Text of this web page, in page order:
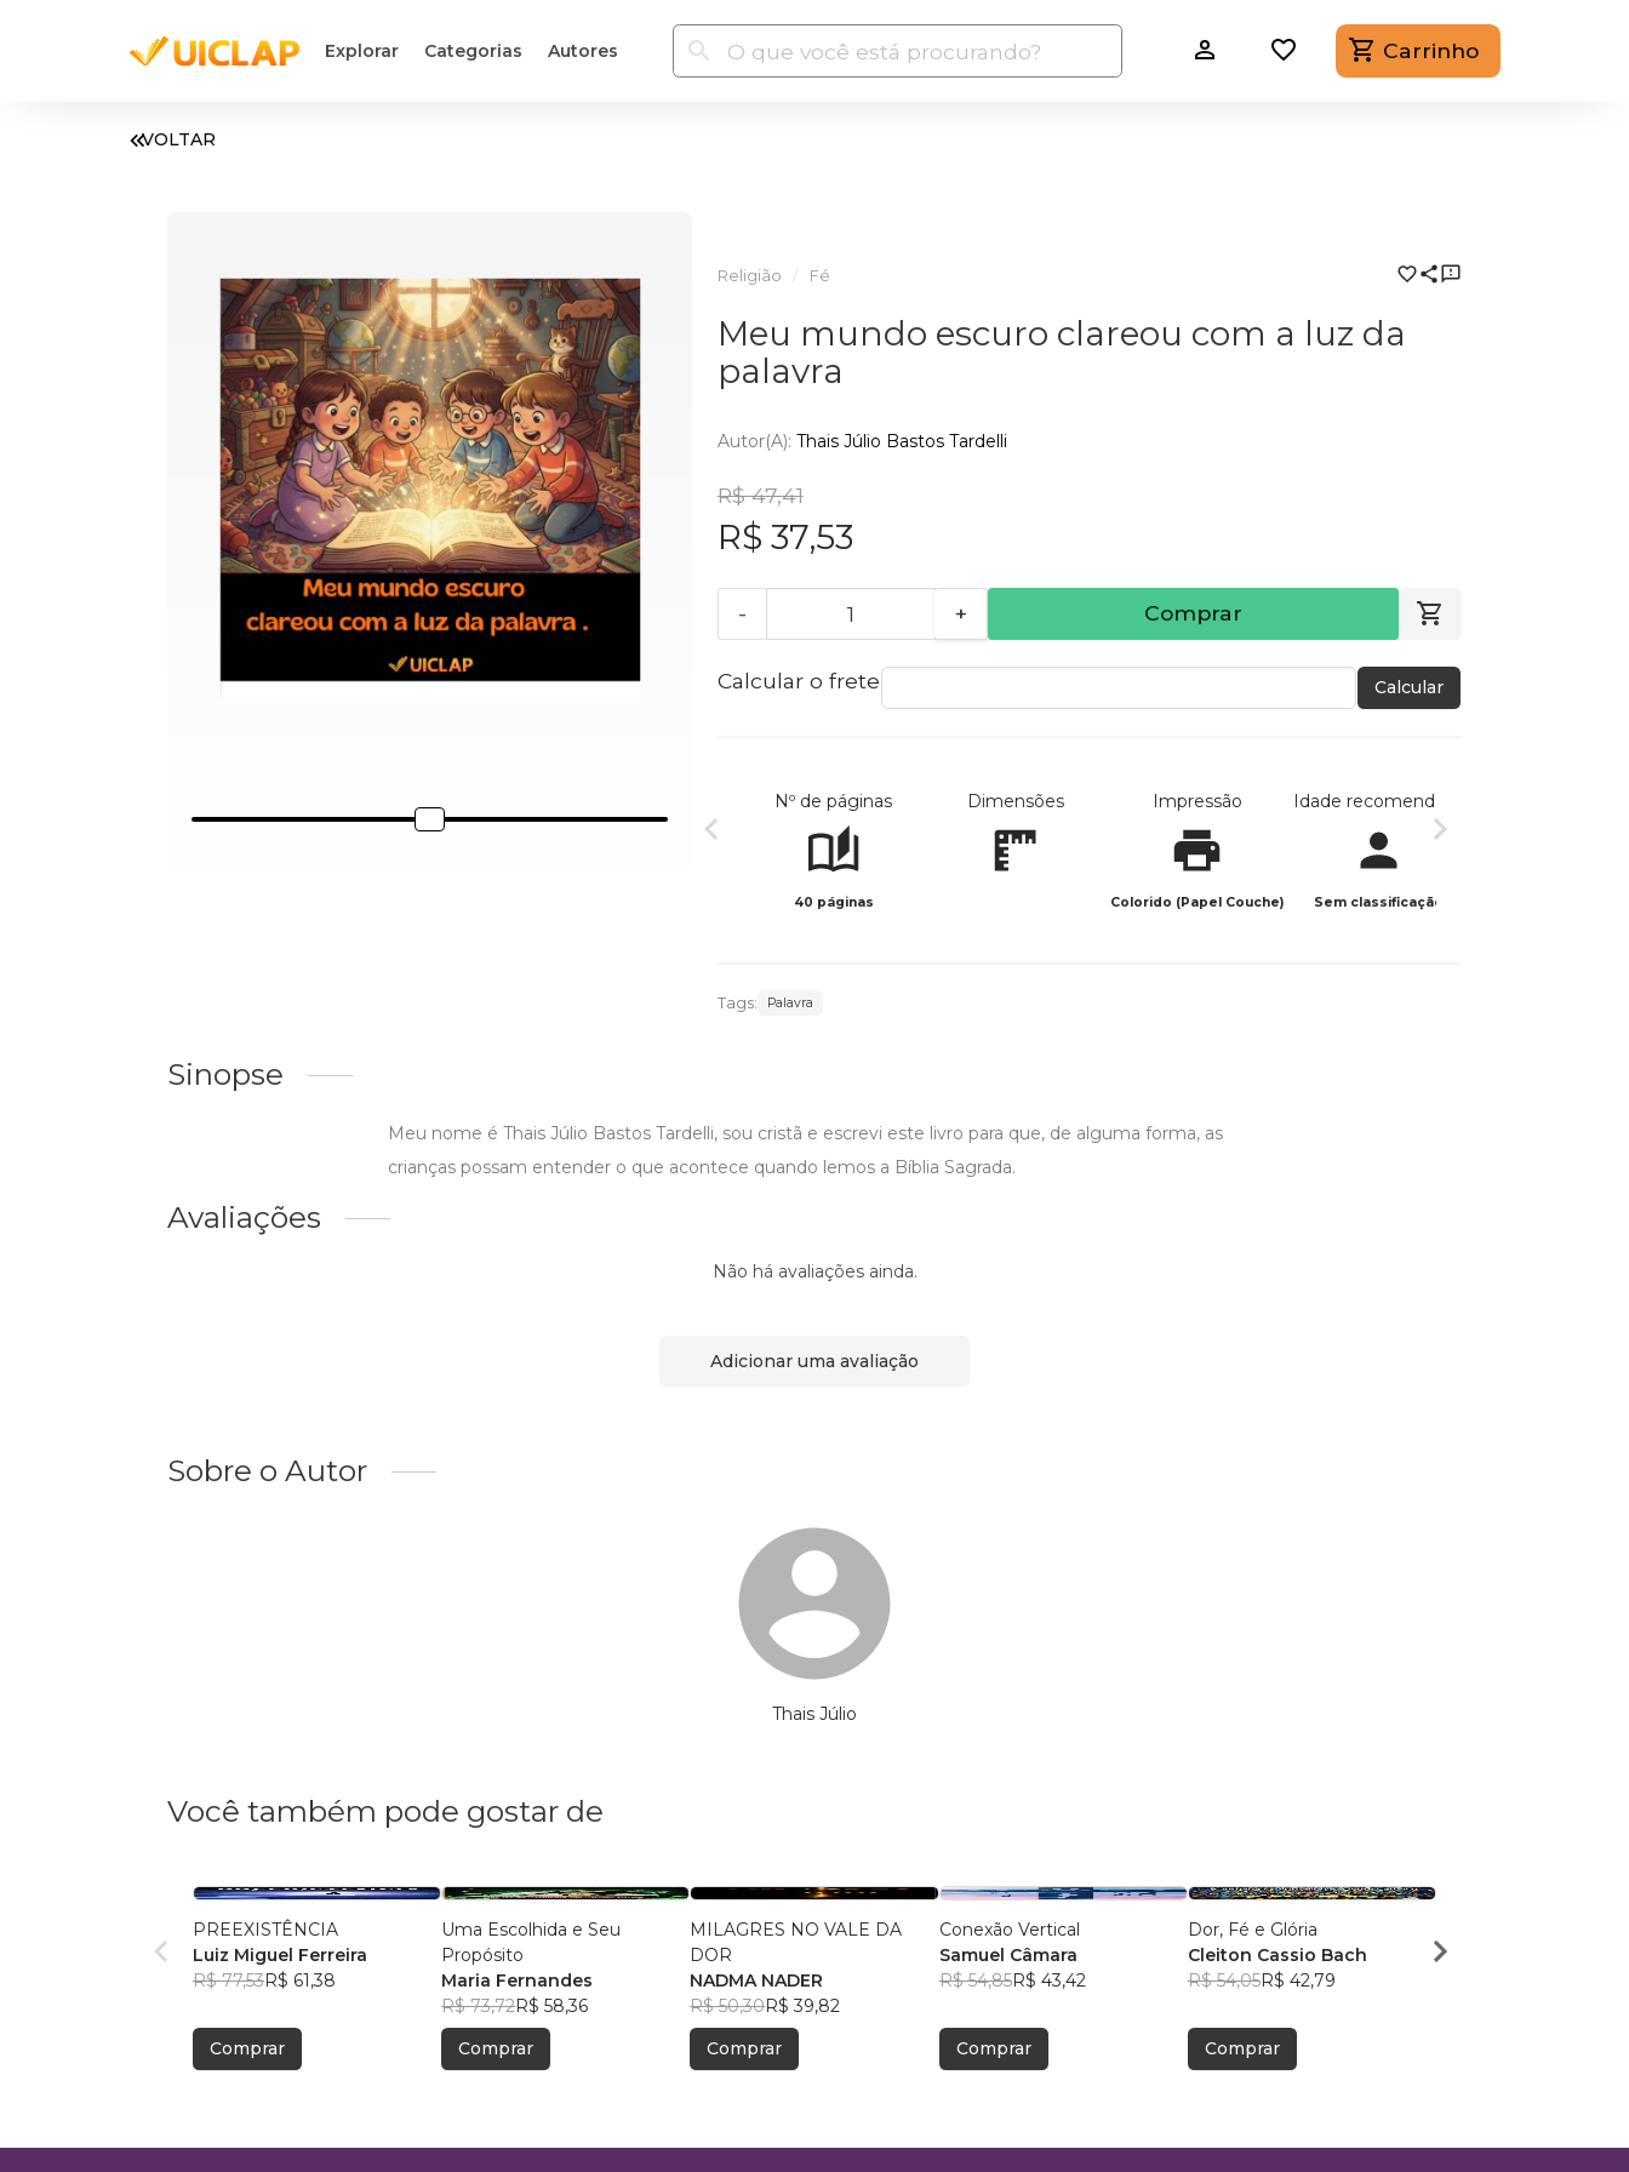
Explorar Categorias Autores Carrinho
VOLTAR
Religião Fé
Meu mundo escuro clareou com a luz da
palavra
Autor(a): Thais Júlio Bastos Tardelli
R$ 47,41
R$ 37,53
- + Comprar
Calcular o frete Calcular
Nº de páginas
40 páginas
Dimensões Impressão
Colorido (Papel Couche)
Idade recomendada
Sem classificação
Tags: Palavra
Sinopse
Meu nome é Thais Júlio Bastos Tardelli, sou cristã e escrevi este livro para que, de alguma forma, as
crianças possam entender o que acontece quando lemos a Bíblia Sagrada.
Avaliações
Não há avaliações ainda.
Adicionar uma avaliação
Sobre o Autor
Thais Júlio
Você também pode gostar de
PREEXISTÊNCIA
Luiz Miguel Ferreira
R$ 77,53R$ 61,38
Comprar
Uma Escolhida e Seu
Propósito
Maria Fernandes
R$ 73,72R$ 58,36
Comprar
MILAGRES NO VALE DA
DOR
NADMA NADER
R$ 50,30R$ 39,82
Comprar
Conexão Vertical
Samuel Câmara
R$ 54,85R$ 43,42
Comprar
Dor, Fé e Glória
Cleiton Cassio Bach
R$ 54,05R$ 42,79
Comprar
André Nunes